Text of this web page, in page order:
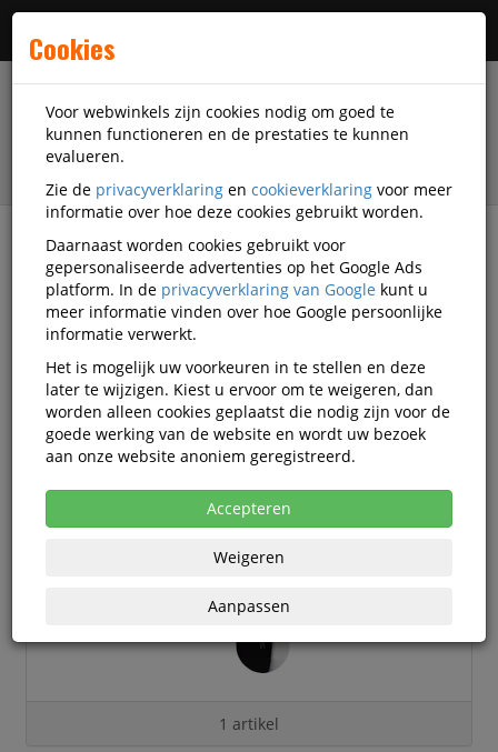
filter
Presentatiemiddelen Targus
Targus presentatiemiddelen
Targus Projectietoebehoren
1 artikel
Cookies
Voor webwinkels zijn cookies nodig om goed te
kunnen functioneren en de prestaties te kunnen
evalueren.
Zie de privacyverklaring en cookieverklaring voor meer
informatie over hoe deze cookies gebruikt worden.
Daarnaast worden cookies gebruikt voor
gepersonaliseerde advertenties op het Google Ads
platform. In de privacyverklaring van Google kunt u
meer informatie vinden over hoe Google persoonlijke
informatie verwerkt.
Het is mogelijk uw voorkeuren in te stellen en deze
later te wijzigen. Kiest u ervoor om te weigeren, dan
worden alleen cookies geplaatst die nodig zijn voor de
goede werking van de website en wordt uw bezoek
aan onze website anoniem geregistreerd.
Accepteren
Weigeren
Aanpassen